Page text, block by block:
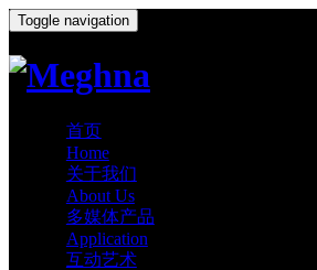
Toggle navigation
首页
Home
关于我们
About Us
多媒体产品
Application
互动艺术